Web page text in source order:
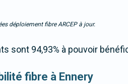
déploiement fibre ARCEP à jour.
sont 94,93% à pouvoir
fibre à Ennery